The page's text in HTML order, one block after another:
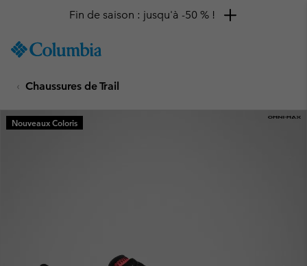
TO
SKIP
MAIN
NAV
Fin de saison : jusqu'à -50 % !
Chaussures de Trail
Nouveaux Coloris